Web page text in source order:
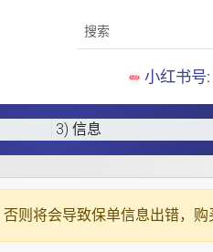
小红书号
3) 信息
则将会导致保单信息出错，购